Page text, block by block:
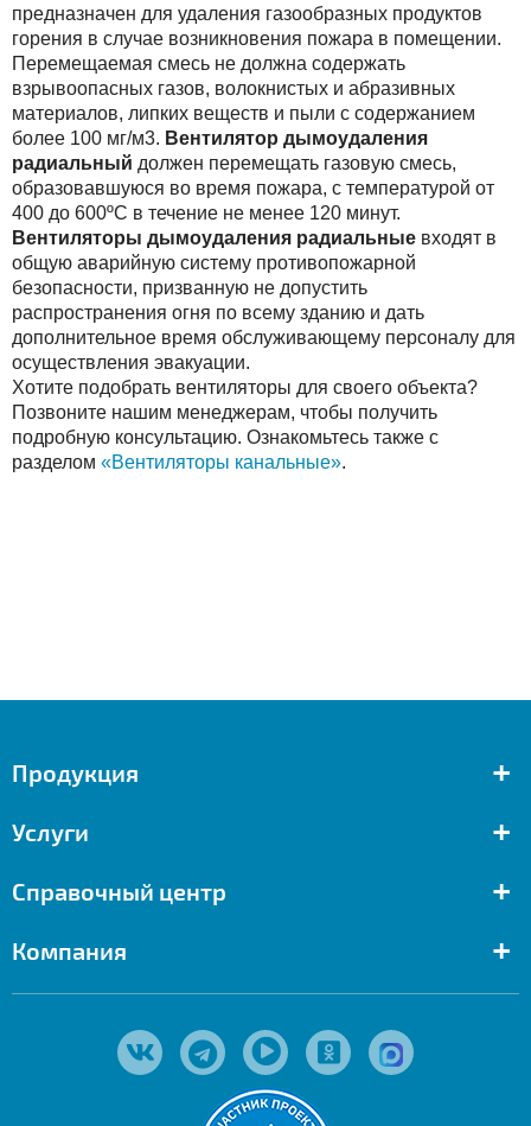
предназначен для удаления газообразных продуктов
горения в случае возникновения пожара в помещении.
Перемещаемая смесь не должна содержать
взрывоопасных газов, волокнистых и абразивных
материалов, липких веществ и пыли с содержанием
более 100 мг/м3. Вентилятор дымоудаления
радиальный должен перемещать газовую смесь,
образовавшуюся во время пожара, с температурой от
400 до 600ºС в течение не менее 120 минут.
Вентиляторы дымоудаления радиальные входят в
общую аварийную систему противопожарной
безопасности, призванную не допустить
распространения огня по всему зданию и дать
дополнительное время обслуживающему персоналу для
осуществления эвакуации.
Хотите подобрать вентиляторы для своего объекта?
Позвоните нашим менеджерам, чтобы получить
подробную консультацию. Ознакомьтесь также с
разделом «Вентиляторы канальные».
Продукция +
Услуги +
Справочный центр +
Компания +